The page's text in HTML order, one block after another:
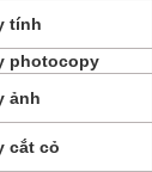
tính
photocopy
ảnh
cắt cỏ